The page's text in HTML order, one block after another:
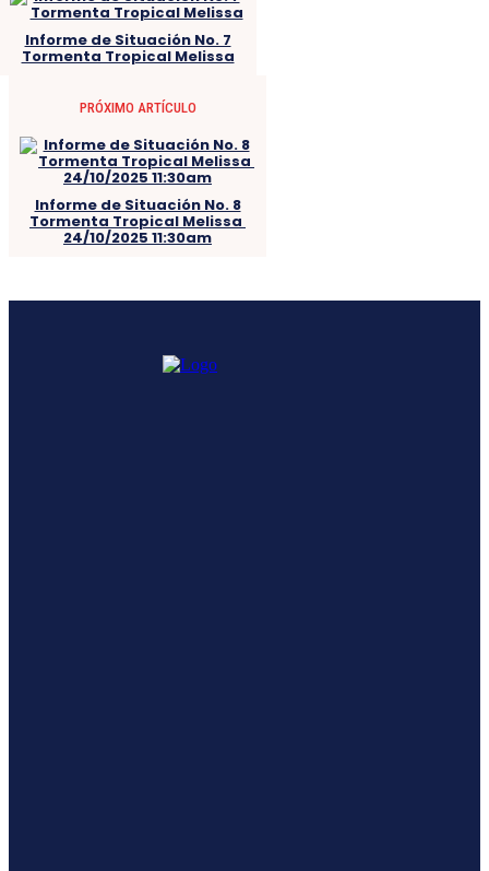
Informe de Situación No. 7
Tormenta Tropical Melissa
PRÓXIMO ARTÍCULO
Informe de Situación No. 8
Tormenta Tropical Melissa
24/10/2025 11:30am